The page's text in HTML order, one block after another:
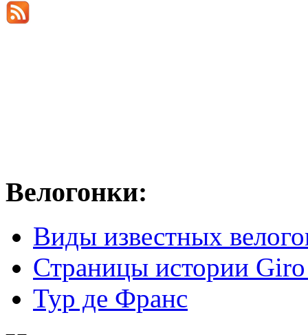
Велогонки:
Виды известных
Страницы истории
Тур де Франс